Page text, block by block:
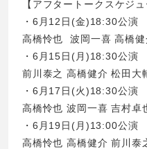
【 アフタートークスケジ
・6月12日(金)18:30公演
高橋怜也 波岡一喜 高橋健
・6月15日(月)18:30公演
前川泰之 高橋健介 松田大
・6月17日(火)18:30公演
高橋怜也 波岡一喜 吉村卓
・6月19日(月)13:00公演
高橋怜也 高橋健介 前川泰